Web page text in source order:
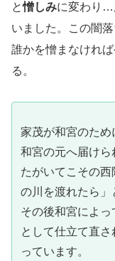
と憎しみに変わり…
いました。この闇
誰かを憎まなけれ
る。
家茂が和宮のため
和宮の元へ届け
たがいてこその
の川を渡れたら」
その後和宮によ
として仕立て直
っています。